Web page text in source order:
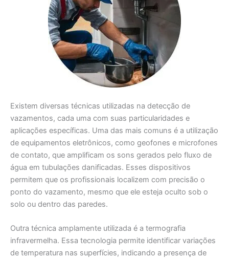
Existem diversas técnicas utilizadas na detecção de
vazamentos, cada uma com suas particularidades e
aplicações específicas. Uma das mais comuns é a utilização
de equipamentos eletrônicos, como geofones e microfones
de contato, que amplificam os sons gerados pelo fluxo de
água em tubulações danificadas. Esses dispositivos
permitem que os profissionais localizem com precisão o
ponto do vazamento, mesmo que ele esteja oculto sob o
solo ou dentro das paredes.
Outra técnica amplamente utilizada é a termografia
infravermelha. Essa tecnologia permite identificar variações
de temperatura nas superfícies, indicando a presença de